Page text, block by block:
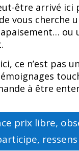
être arrivé ici
vous cherche
ou
ce n’est pas
à être
prix libre,
ressens